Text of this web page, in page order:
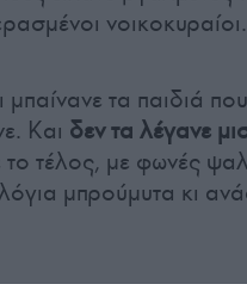
νοικοκυραίοι.
τα παιδιά
Και δεν τα λέγανε
τέλος, με φωνές
μπρούμυτα κι